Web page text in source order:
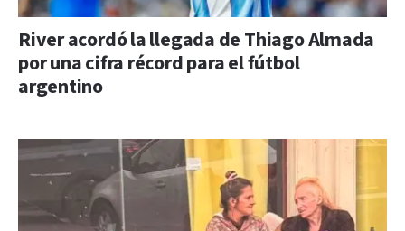
River acordó la llegada de Thiago Almada
por una cifra récord para el fútbol
argentino